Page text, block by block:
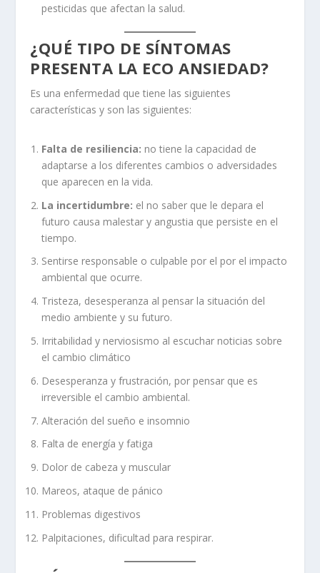
pesticidas que afectan la salud.
¿QUÉ TIPO DE SÍNTOMAS
PRESENTA LA ECO ANSIEDAD?
Es una enfermedad que tiene las siguientes
características y son las siguientes:
Falta de resiliencia: no tiene la capacidad de
adaptarse a los diferentes cambios o adversidades
que aparecen en la vida.
La incertidumbre: el no saber que le depara el
futuro causa malestar y angustia que persiste en el
tiempo.
Sentirse responsable o culpable por el por el impacto
ambiental que ocurre.
Tristeza, desesperanza al pensar la situación del
medio ambiente y su futuro.
Irritabilidad y nerviosismo al escuchar noticias sobre
el cambio climático
Desesperanza y frustración, por pensar que es
irreversible el cambio ambiental.
Alteración del sueño e insomnio
Falta de energía y fatiga
Dolor de cabeza y muscular
Mareos, ataque de pánico
Problemas digestivos
Palpitaciones, dificultad para respirar.